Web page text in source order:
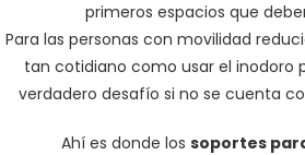
primeros espacios que
Para las personas con movilidad
tan cotidiano como usar el inodoro
verdadero desafío si no se cuenta
Ahí es donde los soportes